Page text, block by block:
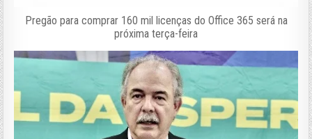
Pregão para comprar 160 mil licenças do Office 365 será na
próxima terça-feira